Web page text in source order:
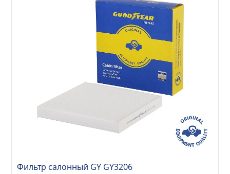
Фильтр салонный GY GY3206